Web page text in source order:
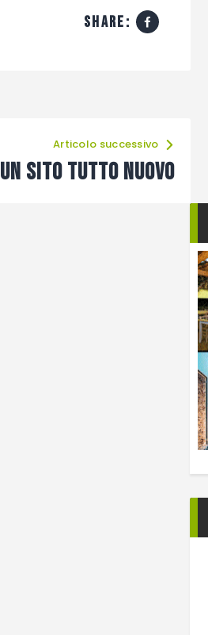
share:
Articolo successivo
UN SITO TUTTO NUOVO